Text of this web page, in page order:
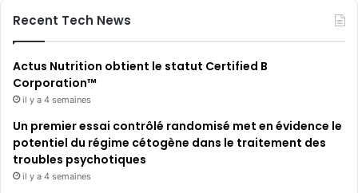
Recent Tech News
Actus Nutrition obtient le statut Certified B
Corporation™
il y a 4 semaines
Un premier essai contrôlé randomisé met en évidence le
potentiel du régime cétogène dans le traitement des
troubles psychotiques
il y a 4 semaines